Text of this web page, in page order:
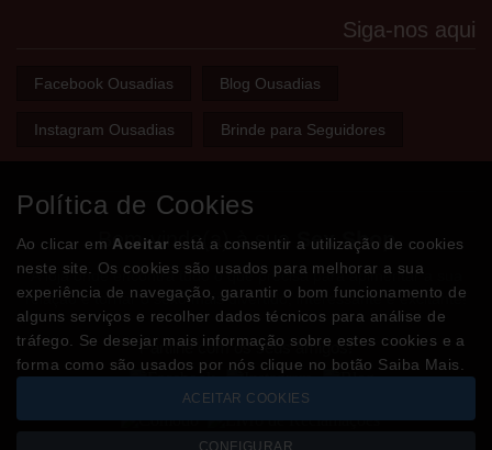
Siga-nos aqui
Facebook Ousadias Blog Ousadias
Instagram Ousadias Brinde para Seguidores
Bem-vindo(a) à sua Sex Shop
A loja onde encontra tudo o que precisa para apimentar a sua
relação e tornar o sexo mais divertido, interessante e excitante!
Partilhe com os seus amigos!
Política de Cookies
Ao clicar em Aceitar está a consentir a utilização de cookies
neste site. Os cookies são usados para melhorar a sua
experiência de navegação, garantir o bom funcionamento de
alguns serviços e recolher dados técnicos para análise de
tráfego. Se desejar mais informação sobre estes cookies e a
forma como são usados por nós clique no botão Saiba Mais.
ACEITAR COOKIES
CONFIGURAR